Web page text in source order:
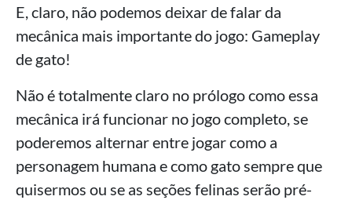
E, claro, não podemos deixar de falar da
mecânica mais importante do jogo: Gameplay
de gato!
Não é totalmente claro no prólogo como essa
mecânica irá funcionar no jogo completo, se
poderemos alternar entre jogar como a
personagem humana e como gato sempre que
quisermos ou se as seções felinas serão pré-